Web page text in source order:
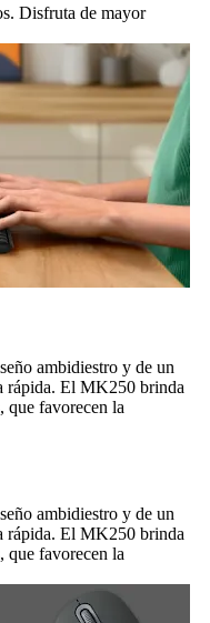
Disfruta de mayor
ambidiestro y de un
rápida. El MK250 brinda
que favorecen la
ambidiestro y de un
rápida. El MK250 brinda
que favorecen la